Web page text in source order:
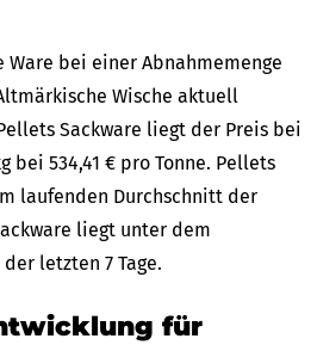
Ware bei einer Abnahmemenge
Wische aktuell
Sackware liegt der Preis bei
bei 534,41 € pro Tonne. Pellets
laufenden Durchschnitt der
liegt unter dem
letzten 7 Tage.
für